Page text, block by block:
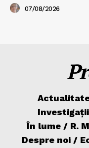
07/08/2026
Investigații
În lume / R.
Despre noi /